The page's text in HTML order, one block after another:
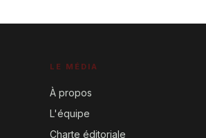
LE MÉDIA
À propos
L'équipe
Charte éditoriale